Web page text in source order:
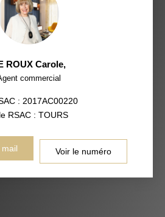
ROUX Carole,
commercial
: 2017AC00220
RSAC : TOURS
Voir le numéro